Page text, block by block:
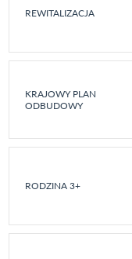
REWITALIZACJA
KRAJOWY PLAN
ODBUDOWY
RODZINA 3+